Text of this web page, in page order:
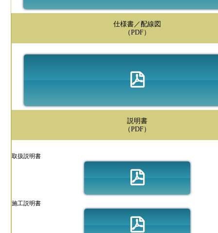
仕様書／配線図
（PDF）
説明書
（PDF）
取扱説明書
施工説明書